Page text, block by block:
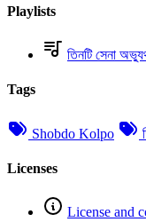
Playlists
তিনটি সেনা
Tags
Shobdo Kolpo
Licenses
License and